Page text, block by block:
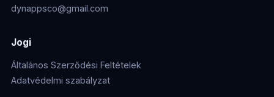
dynappsco@gmail.com
Jogi
Általános Szerződési Feltételek
Adatvédelmi szabályzat